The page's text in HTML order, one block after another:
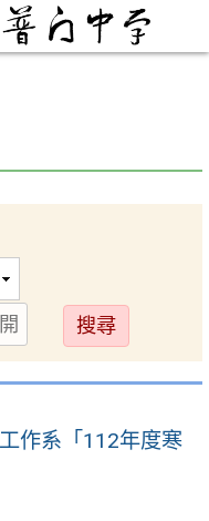
送
出
作系「112年度寒